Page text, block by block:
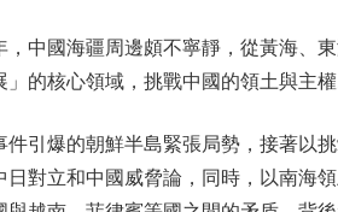
，中國海疆周邊頗不寧靜，從黃海、
」的核心領域，挑戰中國的領土與主權
件引爆的朝鮮半島緊張局勢，接著以
日對立和中國威脅論，同時，以南海